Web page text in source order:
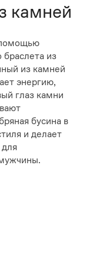
камней
браслета из
из камней
энергию,
глаз камни
бусина в
и делает